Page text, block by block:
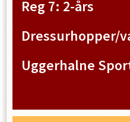
Reg 7: 2-års
Dressurhopper/
Uggerhalne